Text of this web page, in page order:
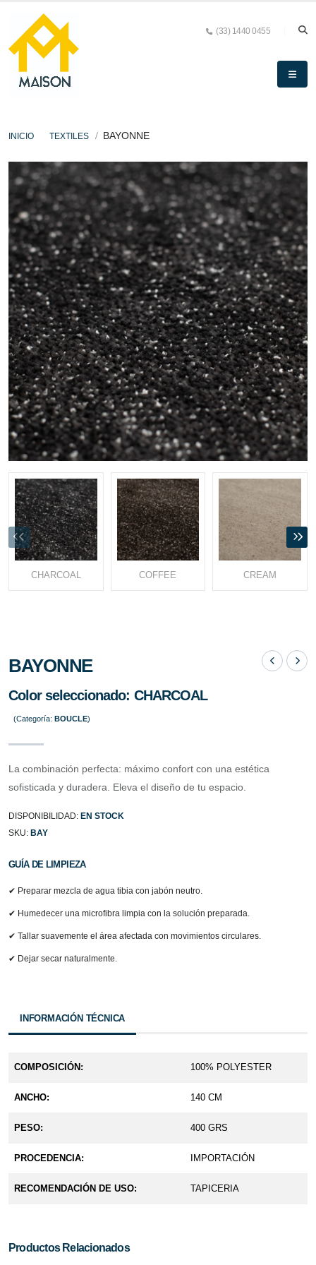
(33) 1440 0455
INICIO TEXTILES BAYONNE
CHARCOAL COFFEE CREAM
BAYONNE
Color seleccionado: CHARCOAL
(Categoría: BOUCLE)
La combinación perfecta: máximo confort con una estética
sofisticada y duradera. Eleva el diseño de tu espacio.
DISPONIBILIDAD: EN STOCK
SKU: BAY
GUÍA DE LIMPIEZA
✔ Preparar mezcla de agua tibia con jabón neutro.
✔ Humedecer una microfibra limpia con la solución preparada.
✔ Tallar suavemente el área afectada con movimientos circulares.
✔ Dejar secar naturalmente.
INFORMACIÓN TÉCNICA
COMPOSICIÓN: 100% POLYESTER
ANCHO: 140 CM
PESO: 400 GRS
PROCEDENCIA: IMPORTACIÓN
RECOMENDACIÓN DE USO: TAPICERIA
Productos Relacionados